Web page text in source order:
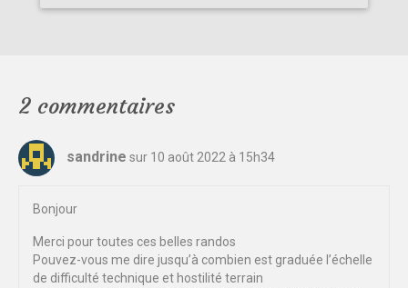
2 commentaires
sandrine sur 10 août 2022 à 15h34
Bonjour
Merci pour toutes ces belles randos
Pouvez-vous me dire jusqu’à combien est graduée l’échelle
de difficulté technique et hostilité terrain